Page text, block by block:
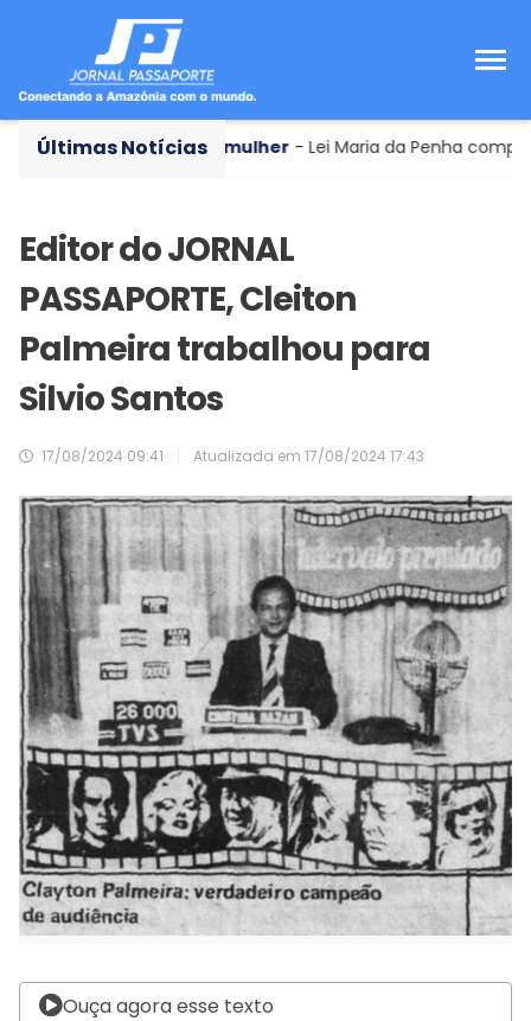
Últimas Notícias
Violência contra a mulher- Lei Maria da Penha completa
Editor do JORNAL
PASSAPORTE, Cleiton
Palmeira trabalhou para
Silvio Santos
17/08/2024 09:41 Atualizada em 17/08/2024 17:43
Ouça agora esse texto